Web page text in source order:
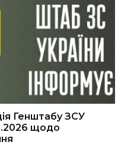
Генштабу ЗСУ
щодо